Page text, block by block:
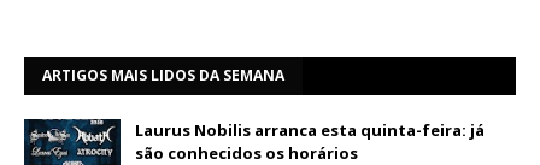
ARTIGOS MAIS LIDOS DA SEMANA
Laurus Nobilis arranca esta quinta-feira: já
são conhecidos os horários